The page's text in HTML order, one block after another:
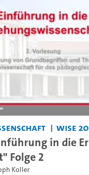
WiSe
in die
Folge 2
Koller